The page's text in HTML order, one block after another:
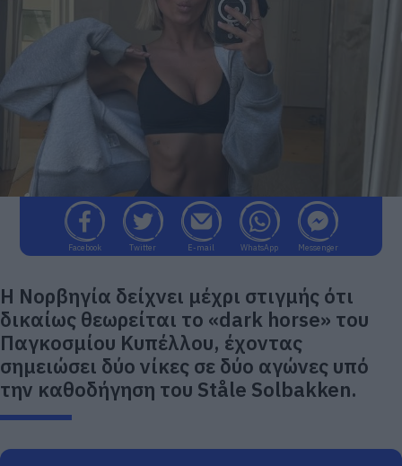
Facebook Twitter E-mail WhatsApp Messenger
Η Νορβηγία δείχνει μέχρι στιγμής ότι
δικαίως θεωρείται το «dark horse» του
Παγκοσμίου Κυπέλλου, έχοντας
σημειώσει δύο νίκες σε δύο αγώνες υπό
την καθοδήγηση του Ståle Solbakken.